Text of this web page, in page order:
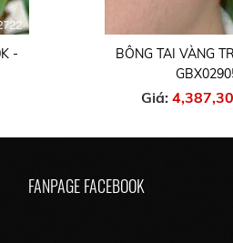
-
BÔNG TAI VÀNG
Giá:
FANPAGE FACEBOOK